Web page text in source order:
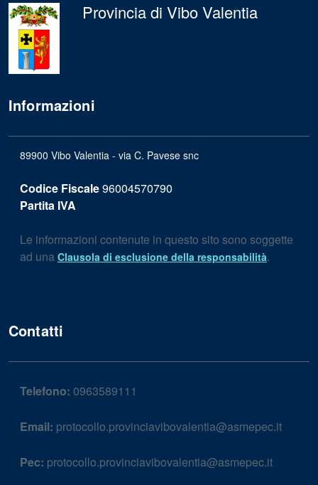
Provincia di Vibo Valentia
Informazioni
89900 Vibo Valentia - via C. Pavese snc
Codice Fiscale96004570790
Partita IVA
Le informazioni contenute in questo sito sono soggette
ad una Clausola di esclusione della responsabilità.
Contatti
Telefono: 0963589111
Email: protocollo.provinciavibovalentia@asmepec.it
Pec: protocollo.provinciavibovalentia@asmepec.it